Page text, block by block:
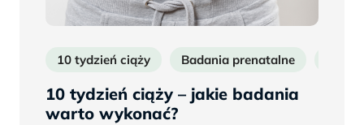
10 tydzień ciąży Badania prenatalne
10 tydzień ciąży – jakie badania
warto wykonać?